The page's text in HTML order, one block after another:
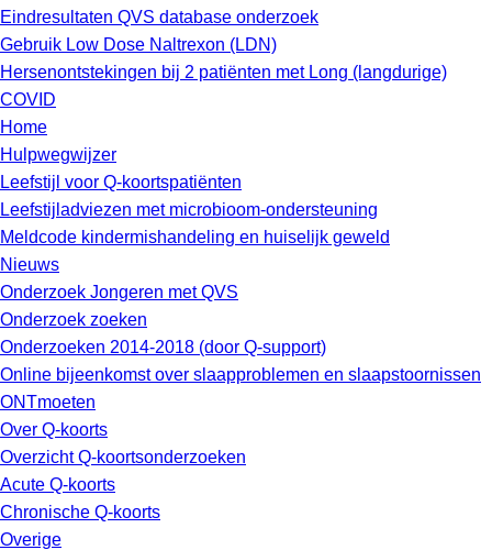
Eindresultaten QVS database onderzoek
Gebruik Low Dose Naltrexon (LDN)
Hersenontstekingen bij 2 patiënten met Long (langdurige)
COVID
Home
Hulpwegwijzer
Leefstijl voor Q-koortspatiënten
Leefstijladviezen met microbioom-ondersteuning
Meldcode kindermishandeling en huiselijk geweld
Nieuws
Onderzoek Jongeren met QVS
Onderzoek zoeken
Onderzoeken 2014-2018 (door Q-support)
Online bijeenkomst over slaapproblemen en slaapstoornissen
ONTmoeten
Over Q-koorts
Overzicht Q-koortsonderzoeken
Acute Q-koorts
Chronische Q-koorts
Overige